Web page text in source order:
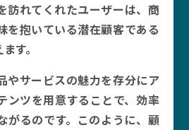
訪れてくれたユーザーは、商
を抱いている潜在顧客である
す。
やサービスの魅力を存分にア
ンツを用意することで、効率
がるのです。このように、顧